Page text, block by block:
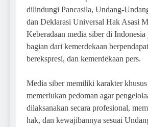
dilindungi Pancasila, Undang-
dan Deklarasi Universal Hak Asasi
Keberadaan media siber di Indonesia
bagian dari kemerdekaan
berekspresi, dan kemerdekaan pers.
Media siber memiliki karakter khusus
memerlukan pedoman agar
dilaksanakan secara profesional,
hak, dan kewajibannya sesuai